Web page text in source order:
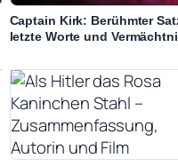
Captain Kirk: Berühmter
letzte Worte und